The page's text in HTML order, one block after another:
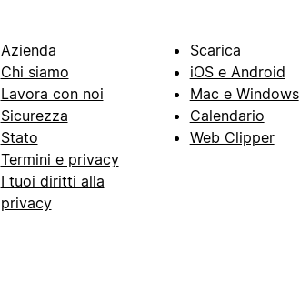
Azienda
Chi siamo
Lavora con noi
Sicurezza
Stato
Termini e privacy
I tuoi diritti alla
privacy
Scarica
iOS e Android
Mac e Windows
Calendario
Web Clipper